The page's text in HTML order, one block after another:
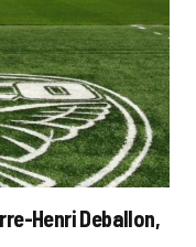
Henri Deballon,